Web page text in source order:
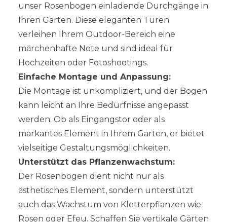
unser Rosenbogen einladende Durchgänge in
Ihren Garten. Diese eleganten Türen
verleihen Ihrem Outdoor-Bereich eine
märchenhafte Note und sind ideal für
Hochzeiten oder Fotoshootings.
Einfache Montage und Anpassung:
Die Montage ist unkompliziert, und der Bogen
kann leicht an Ihre Bedürfnisse angepasst
werden. Ob als Eingangstor oder als
markantes Element in Ihrem Garten, er bietet
vielseitige Gestaltungsmöglichkeiten.
Unterstützt das Pflanzenwachstum:
Der Rosenbogen dient nicht nur als
ästhetisches Element, sondern unterstützt
auch das Wachstum von Kletterpflanzen wie
Rosen oder Efeu. Schaffen Sie vertikale Gärten